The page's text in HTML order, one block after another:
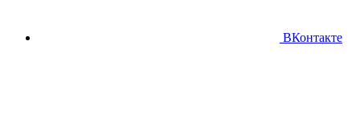
ВКонтакте